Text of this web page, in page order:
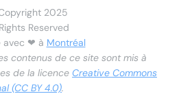
2025
Reserved
avec ❤ à Montréal
contenus de ce site sont mis à
de la licence Creative Commons
(CC BY 4.0).